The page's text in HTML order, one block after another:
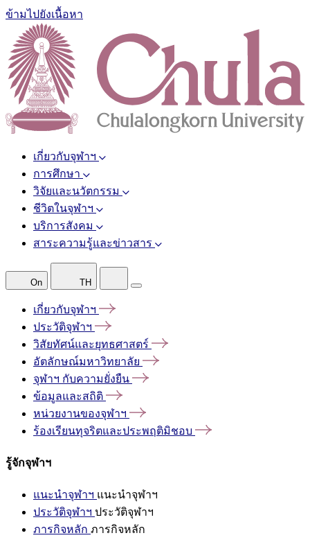
ข้ามไปยังเนื้อหา
เกี่ยวกับจุฬาฯ
การศึกษา
วิจัยและนวัตกรรม
ชีวิตในจุฬาฯ
บริการสังคม
สาระความรู้และข่าวสาร
On TH
เกี่ยวกับจุฬาฯ
ประวัติจุฬาฯ
วิสัยทัศน์และยุทธศาสตร์
อัตลักษณ์มหาวิทยาลัย
จุฬาฯ กับความยั่งยืน
ข้อมูลและสถิติ
หน่วยงานของจุฬาฯ
ร้องเรียนทุจริตและประพฤติมิชอบ
รู้จักจุฬาฯ
แนะนำจุฬาฯ แนะนำจุฬาฯ
ประวัติจุฬาฯ ประวัติจุฬาฯ
ภารกิจหลัก ภารกิจหลัก